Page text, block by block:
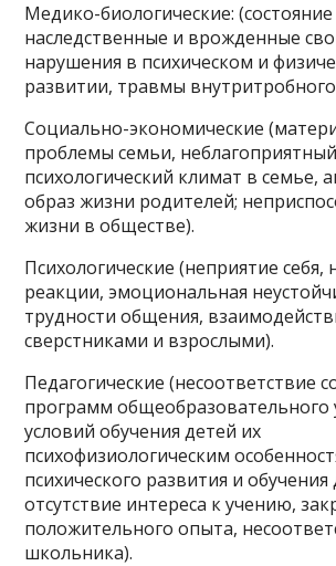
Медико-биологические:
наследственные и врожденные
нарушения в психическом и
развитии, травмы
Социально-экономические
проблемы семьи, неблагоприятный
психологический климат в семье,
образ жизни родителей;
жизни в обществе).
Психологические (неприятие себя,
реакции, эмоциональная
трудности общения,
сверстниками и взрослыми).
Педагогические (несоответствие
программ общеобразовательного
условий обучения детей их
психофизиологическим
психического развития и обучения
отсутствие интереса к учению,
положительного опыта,
школьника).